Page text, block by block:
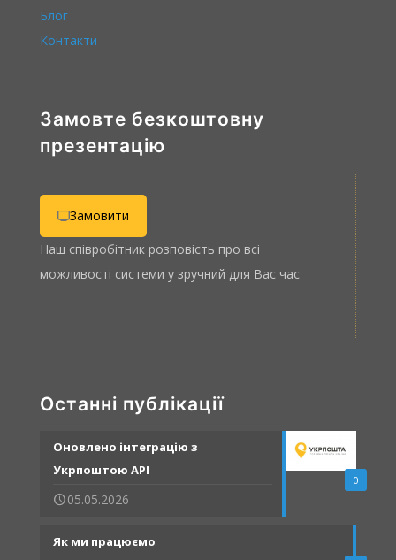
Блог
Контакти
Замовте безкоштовну
презентацію
Замовити
Наш співробітник розповість про всі
можливості системи у зручний для Вас час
Останні публікації
0
Оновлено інтеграцію з
Укрпоштою API
05.05.2026
Як ми працюємо